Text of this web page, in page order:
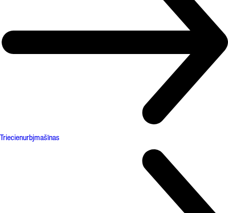
Triecienurbjmašīnas